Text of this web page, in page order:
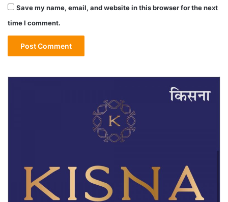
Save my name, email, and website in this browser for the next
time I comment.